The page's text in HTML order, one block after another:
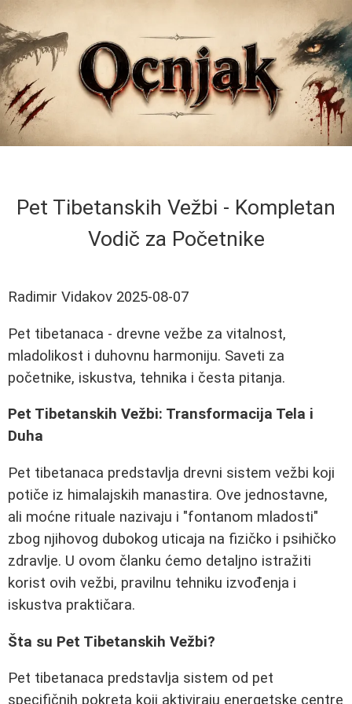
Pet Tibetanskih Vežbi - Kompletan
Vodič za Početnike
Radimir Vidakov 2025-08-07
Pet tibetanaca - drevne vežbe za vitalnost,
mladolikost i duhovnu harmoniju. Saveti za
početnike, iskustva, tehnika i česta pitanja.
Pet Tibetanskih Vežbi: Transformacija Tela i
Duha
Pet tibetanaca predstavlja drevni sistem vežbi koji
potiče iz himalajskih manastira. Ove jednostavne,
ali moćne rituale nazivaju i "fontanom mladosti"
zbog njihovog dubokog uticaja na fizičko i psihičko
zdravlje. U ovom članku ćemo detaljno istražiti
korist ovih vežbi, pravilnu tehniku izvođenja i
iskustva praktičara.
Šta su Pet Tibetanskih Vežbi?
Pet tibetanaca predstavlja sistem od pet
specifičnih pokreta koji aktiviraju energetske centre